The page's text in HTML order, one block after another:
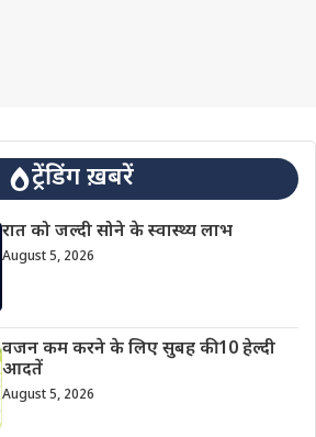
ट्रेंडिंग ख़बरें
रात को जल्दी सोने के स्वास्थ्य लाभ
August 5, 2026
वजन कम करने के लिए सुबह की 10 हेल्दी
आदतें
August 5, 2026